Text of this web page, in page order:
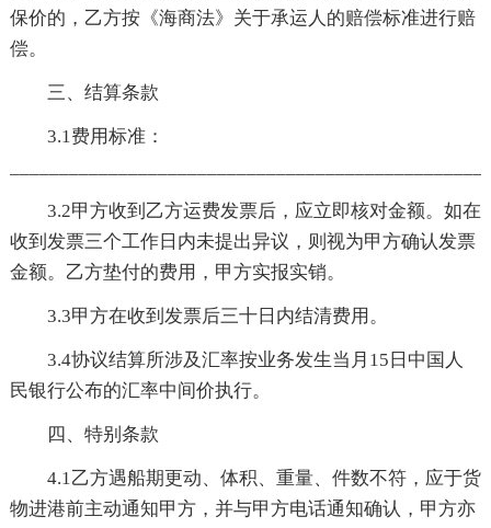
保价的，乙方按《海商法》关于承运人的赔偿标准进行赔
偿。
三、结算条款
3.1费用标准：
3.2甲方收到乙方运费发票后，应立即核对金额。如在
收到发票三个工作日内未提出异议，则视为甲方确认发票
金额。乙方垫付的费用，甲方实报实销。
3.3甲方在收到发票后三十日内结清费用。
3.4协议结算所涉及汇率按业务发生当月15日中国人
民银行公布的汇率中间价执行。
四、特别条款
4.1乙方遇船期更动、体积、重量、件数不符，应于货
物进港前主动通知甲方，并与甲方电话通知确认，甲方亦